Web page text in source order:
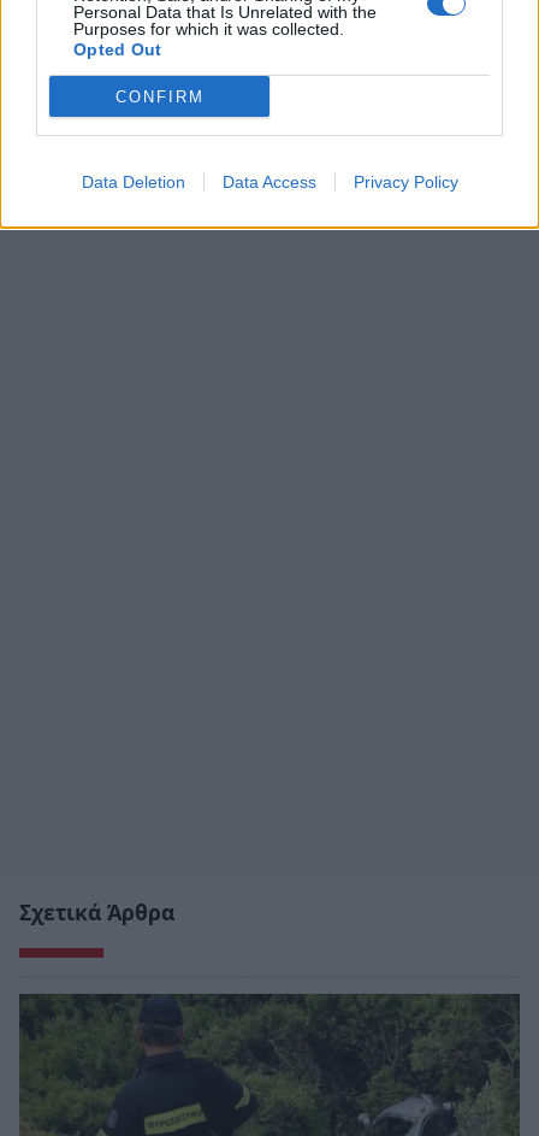
Personal Data that Is Unrelated with the
Purposes for which it was collected.
Opted Out
CONFIRM
Data Deletion Data Access Privacy Policy
ΤΡΑΥΜΑΤΙΣΜΟΣ
ΑΤΥΧΗΜΑ
Σχετικά Άρθρα